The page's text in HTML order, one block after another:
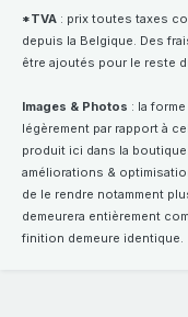
*TVA : prix toutes taxes
depuis la Belgique. Des
être ajoutés pour le reste
Images & Photos : la
légèrement par rapport à
produit ici dans la
améliorations &
de le rendre notamment
demeurera entièrement
finition demeure identique.